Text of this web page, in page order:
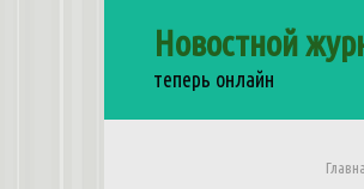
Новостной
теперь онлайн